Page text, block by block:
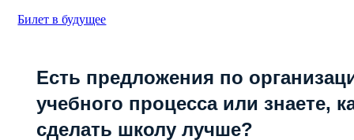
Билет в будущее
Есть предложения по
учебного процесса или знаете,
сделать школу лучше?